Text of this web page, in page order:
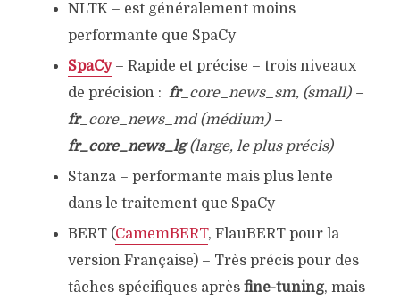
NLTK – est généralement moins
performante que SpaCy
SpaCy– Rapide et précise – trois niveaux
de précision : fr_core_news_sm, (small) –
fr_core_news_md (médium) –
fr_core_news_lg(large, le plus précis)
Stanza – performante mais plus lente
dans le traitement que SpaCy
BERT (CamemBERT, FlauBERT pour la
version Française) – Très précis pour des
tâches spécifiques après fine-tuning, mais